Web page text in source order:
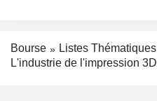
Bourse
Listes Thématiques
L'industrie de l'impression 3D